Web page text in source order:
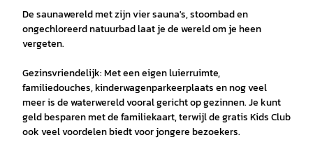
De saunawereld met zijn vier sauna's, stoombad en
ongechloreerd natuurbad laat je de wereld om je heen
vergeten.
Gezinsvriendelijk: Met een eigen luierruimte,
familiedouches, kinderwagenparkeerplaats en nog veel
meer is de waterwereld vooral gericht op gezinnen. Je kunt
geld besparen met de familiekaart, terwijl de gratis Kids Club
ook veel voordelen biedt voor jongere bezoekers.